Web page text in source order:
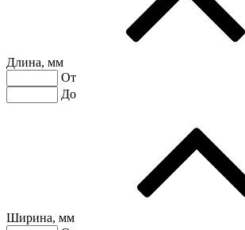
Длина, мм
От
До
Ширина, мм